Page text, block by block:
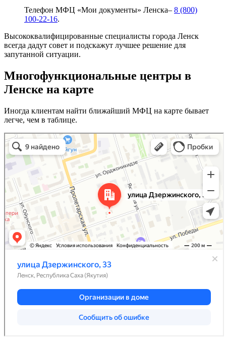
Телефон МФЦ «Мои документы» Ленска– 8 (800)
100-22-16.
Высококвалифицированные специалисты города Ленск
всегда дадут совет и подскажут лучшее решение для
запутанной ситуации.
Многофункциональные центры в
Ленске на карте
Иногда клиентам найти ближайший МФЦ на карте бывает
легче, чем в таблице.